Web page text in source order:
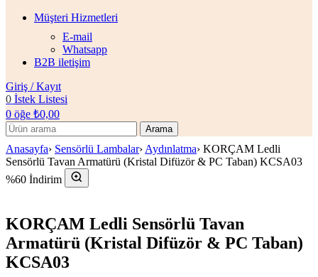
Müşteri Hizmetleri
E-mail
Whatsapp
B2B iletişim
Giriş / Kayıt
0 İstek Listesi
0 öğe ₺0,00
Arama
Anasayfa› Sensörlü Lambalar› Aydınlatma› KORÇAM Ledli
Sensörlü Tavan Armatürü (Kristal Difüzör & PC Taban) KCSA03
%60 İndirim
KORÇAM Ledli Sensörlü Tavan
Armatürü (Kristal Difüzör & PC Taban)
KCSA03